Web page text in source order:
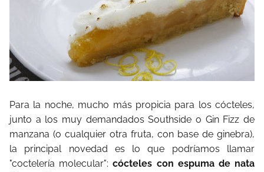
Para la noche, mucho más propicia para los cócteles,
junto a los muy demandados Southside o Gin Fizz de
manzana (o cualquier otra fruta, con base de ginebra),
la principal novedad es lo que podríamos llamar
"coctelería molecular":cócteles con espuma de nata